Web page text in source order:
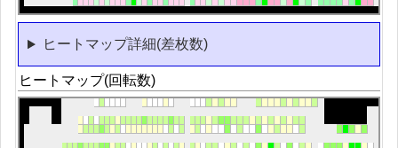
ヒートマップ詳細(差枚数)
ヒートマップ(回転数)